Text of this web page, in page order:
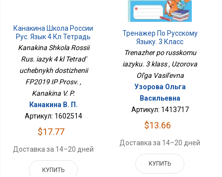
Канакина Школа России
Рус. Язык 4 Кл Тетрадь
Учебных Достижений
Kanakina Shkola Rossii
Rus. iazyk 4 kl Tetrad'
uchebnykh dostizhenii
FP2019 IP Prosv. ,
Kanakina V. P.
Канакина В. П.
Артикул: 1602514
$17.77
Доставка за 14–20 дней
КУПИТЬ
Тренажер По Русскому
Языку. 3 Класс
Trenazher po russkomu
iazyku. 3 klass , Uzorova
Ol'ga Vasil'evna
Узорова Ольга
Васильевна
Артикул: 1413717
$13.66
Доставка за 14–20 дней
КУПИТЬ